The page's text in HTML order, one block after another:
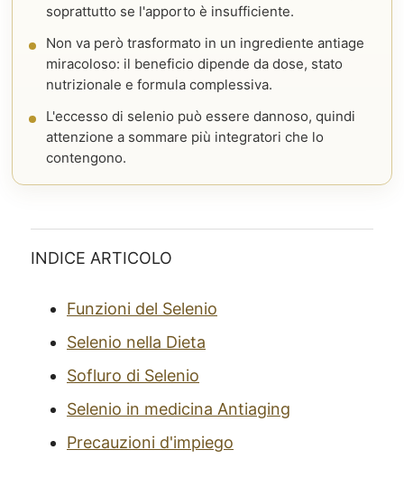
soprattutto se l'apporto è insufficiente.
Non va però trasformato in un ingrediente antiage
miracoloso: il beneficio dipende da dose, stato
nutrizionale e formula complessiva.
L'eccesso di selenio può essere dannoso, quindi
attenzione a sommare più integratori che lo
contengono.
INDICE ARTICOLO
Funzioni del Selenio
Selenio nella Dieta
Sofluro di Selenio
Selenio in medicina Antiaging
Precauzioni d'impiego